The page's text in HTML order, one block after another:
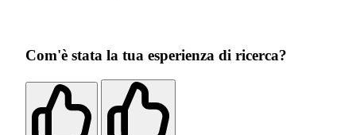
Com'è stata la tua esperienza di ricerca?